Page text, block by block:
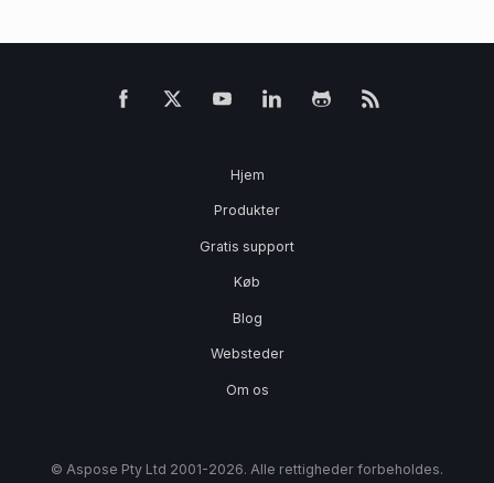
Hjem
Produkter
Gratis support
Køb
Blog
Websteder
Om os
© Aspose Pty Ltd 2001-2026. Alle rettigheder forbeholdes.